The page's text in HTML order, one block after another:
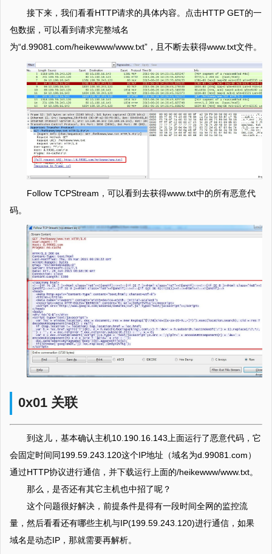
接下来，我们看看HTTP请求的具体内容。点击HTTP GET的一
包数据，可以看到请求完整域名
为“d.99081.com/heikewww/www.txt”，且不断去获得www.txt文件。
Follow TCPStream，可以看到去获得www.txt中的所有恶意代
码。
0x01 关联
到这儿，基本确认主机10.190.16.143上面运行了恶意代码，它
会固定时间同199.59.243.120这个IP地址（域名为d.99081.com）
通过HTTP协议进行通信，并下载运行上面的/heikewww/www.txt。
那么，是否还有其它主机也中招了呢？
这个问题很好解决，前提条件是得有一段时间全网的监控流
量，然后看看还有哪些主机与IP(199.59.243.120)进行通信，如果
域名是动态IP，那就需要再解析。